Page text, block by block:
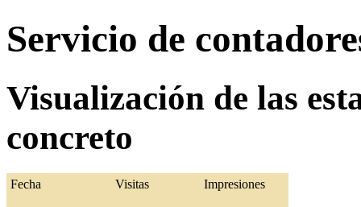
Servicio de
Visualización de las
concreto
Fecha Visitas Impresiones